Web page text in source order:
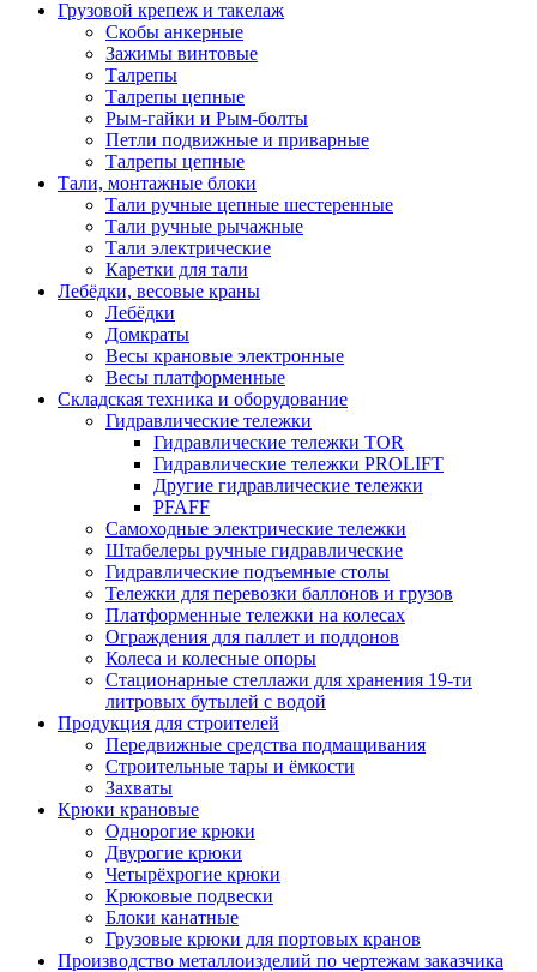
Грузовой крепеж и такелаж
Скобы анкерные
Зажимы винтовые
Талрепы
Талрепы цепные
Рым-гайки и Рым-болты
Петли подвижные и приварные
Талрепы цепные
Тали, монтажные блоки
Тали ручные цепные шестеренные
Тали ручные рычажные
Тали электрические
Каретки для тали
Лебёдки, весовые краны
Лебёдки
Домкраты
Весы крановые электронные
Весы платформенные
Складская техника и оборудование
Гидравлические тележки
Гидравлические тележки TOR
Гидравлические тележки PROLIFT
Другие гидравлические тележки
PFAFF
Самоходные электрические тележки
Штабелеры ручные гидравлические
Гидравлические подъемные столы
Тележки для перевозки баллонов и грузов
Платформенные тележки на колесах
Ограждения для паллет и поддонов
Колеса и колесные опоры
Стационарные стеллажи для хранения 19-ти
литровых бутылей с водой
Продукция для строителей
Передвижные средства подмащивания
Строительные тары и ёмкости
Захваты
Крюки крановые
Однорогие крюки
Двурогие крюки
Четырёхрогие крюки
Крюковые подвески
Блоки канатные
Грузовые крюки для портовых кранов
Производство металлоизделий по чертежам заказчика